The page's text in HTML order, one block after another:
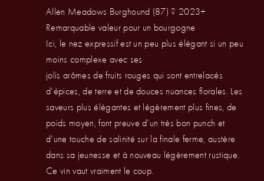
Allen Meadows Burghound (87) ? 2023+
Remarquable valeur pour un bourgogne
Ici, le nez expressif est un peu plus élégant si un peu
moins complexe avec ses
jolis arômes de fruits rouges qui sont entrelacés
d'épices, de terre et de douces nuances florales. Les
saveurs plus élégantes et légèrement plus fines, de
poids moyen, font preuve d'un très bon punch et
d'une touche de salinité sur la finale ferme, austère
dans sa jeunesse et à nouveau légèrement rustique.
Ce vin vaut vraiment le coup.